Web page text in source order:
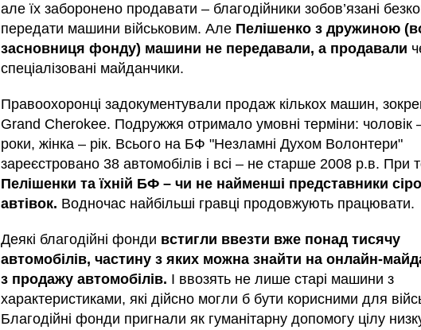
але їх заборонено продавати – благодійники зобов’язані
передати машини військовим. Але Пелішенко з дружиною
засновниця фонду) машини не передавали, а продавали
спеціалізовані майданчики.
Правоохоронці задокументували продаж кількох машин,
Grand Cherokee. Подружжя отримало умовні терміни: чоловік
роки, жінка – рік. Всього на БФ "Незламні Духом Волонтери"
зареєстровано 38 автомобілів і всі – не старше 2008 р.в. При
Пелішенки та їхній БФ – чи не найменші представники
автівок. Водночас найбільші гравці продовжують працювати.
Деякі благодійні фонди встигли ввезти вже понад тисячу
автомобілів, частину з яких можна знайти на онлайн-
з продажу автомобілів. І ввозять не лише старі машини з
характеристиками, які дійсно могли б бути корисними для
Благодійні фонди пригнали як гуманітарну допомогу цілу